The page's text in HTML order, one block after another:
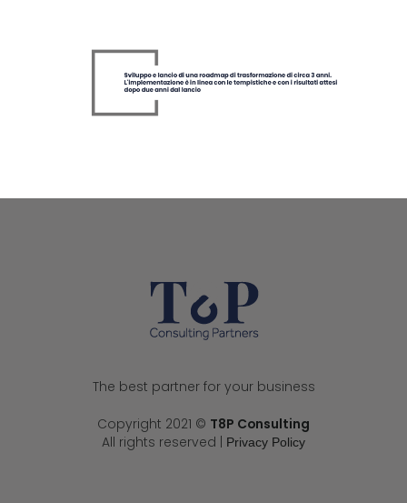
The best partner for your business
Copyright 2021 © T8P Consulting
All rights reserved |
Privacy Policy